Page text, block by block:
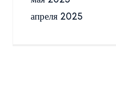
апреля 2025